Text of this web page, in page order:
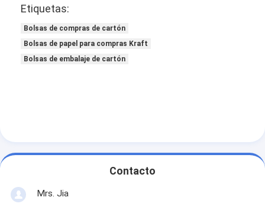
Etiquetas:
Bolsas de compras de cartón
Bolsas de papel para compras Kraft
Bolsas de embalaje de cartón
Contacto
Mrs. Jia